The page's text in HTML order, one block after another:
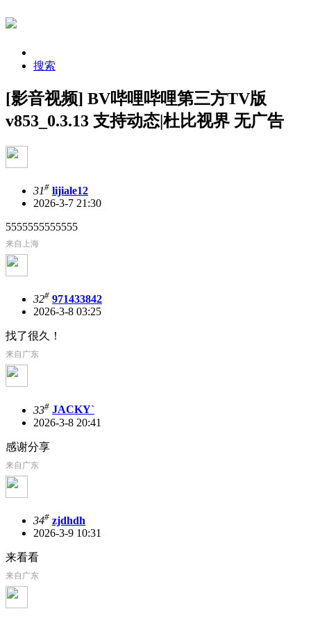
搜索
[影音视频] BV哔哩哔哩第三方TV版
v853_0.3.13 支持动态|杜比视界 无广告
31# lijiale12
2026-3-7 21:30
5555555555555
来自上海
32# 971433842
2026-3-8 03:25
找了很久！
来自广东
33# JACKY`
2026-3-8 20:41
感谢分享
来自广东
34# zjdhdh
2026-3-9 10:31
来看看
来自广东